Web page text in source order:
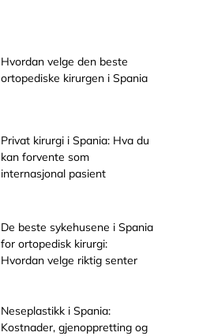
Hvordan velge den beste
ortopediske kirurgen i Spania
Privat kirurgi i Spania: Hva du
kan forvente som
internasjonal pasient
De beste sykehusene i Spania
for ortopedisk kirurgi:
Hvordan velge riktig senter
Neseplastikk i Spania:
Kostnader, gjenoppretting og